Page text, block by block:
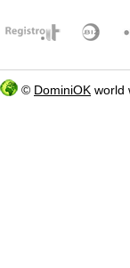
© DominiOK world